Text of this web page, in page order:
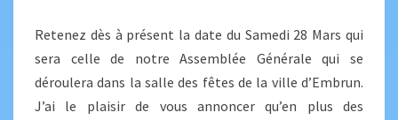
Retenez dès à présent la date du Samedi 28 Mars qui
sera celle de notre Assemblée Générale qui se
déroulera dans la salle des fêtes de la ville d’Embrun.
J’ai le plaisir de vous annoncer qu’en plus des